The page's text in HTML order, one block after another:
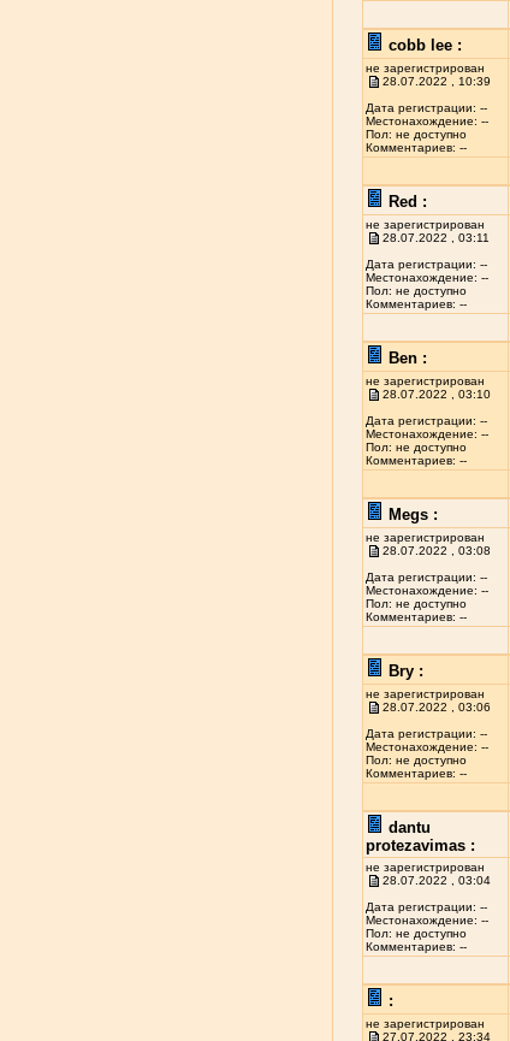
cobb lee :
не зарегистрирован
28.07.2022 , 10:39
Дата регистрации: --
Местонахождение: --
Пол: не доступно
Комментариев: --
Red :
не зарегистрирован
28.07.2022 , 03:11
Дата регистрации: --
Местонахождение: --
Пол: не доступно
Комментариев: --
Ben :
не зарегистрирован
28.07.2022 , 03:10
Дата регистрации: --
Местонахождение: --
Пол: не доступно
Комментариев: --
Megs :
не зарегистрирован
28.07.2022 , 03:08
Дата регистрации: --
Местонахождение: --
Пол: не доступно
Комментариев: --
Bry :
не зарегистрирован
28.07.2022 , 03:06
Дата регистрации: --
Местонахождение: --
Пол: не доступно
Комментариев: --
dantu
protezavimas :
не зарегистрирован
28.07.2022 , 03:04
Дата регистрации: --
Местонахождение: --
Пол: не доступно
Комментариев: --
:
не зарегистрирован
27.07.2022 , 23:34